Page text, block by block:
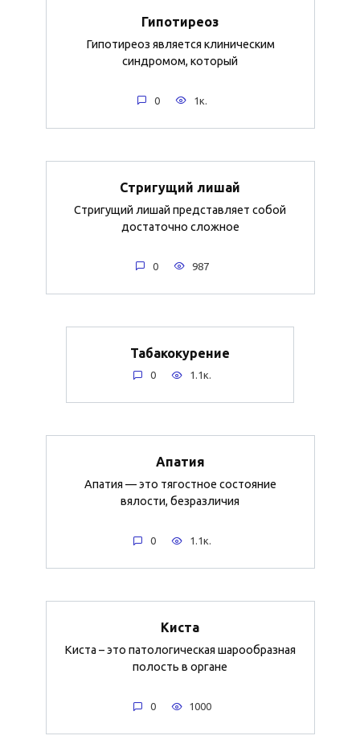
Гипотиреоз
Гипотиреоз является клиническим
синдромом, который
0 1к.
Стригущий лишай
Стригущий лишай представляет собой
достаточно сложное
0 987
Табакокурение
0 1.1к.
Апатия
Апатия — это тягостное состояние
вялости, безразличия
0 1.1к.
Киста
Киста – это патологическая шарообразная
полость в органе
0 1000